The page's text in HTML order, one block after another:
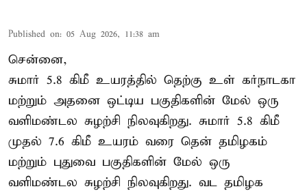
Published on: 05 Aug 2026, 11:38 am
சென்னை,
சுமார் 5.8 கிமீ உயரத்தில் தெற்கு உள் கர்நாடகா
மற்றும் அதனை ஒட்டிய பகுதிகளின் மேல் ஒரு
வளிமண்டல சுழற்சி நிலவுகிறது. சுமார் 5.8 கிமீ
முதல் 7.6 கிமீ உயரம் வரை தென் தமிழகம்
மற்றும் புதுவை பகுதிகளின் மேல் ஒரு
வளிமண்டல சுழற்சி நிலவுகிறது. வட தமிழக